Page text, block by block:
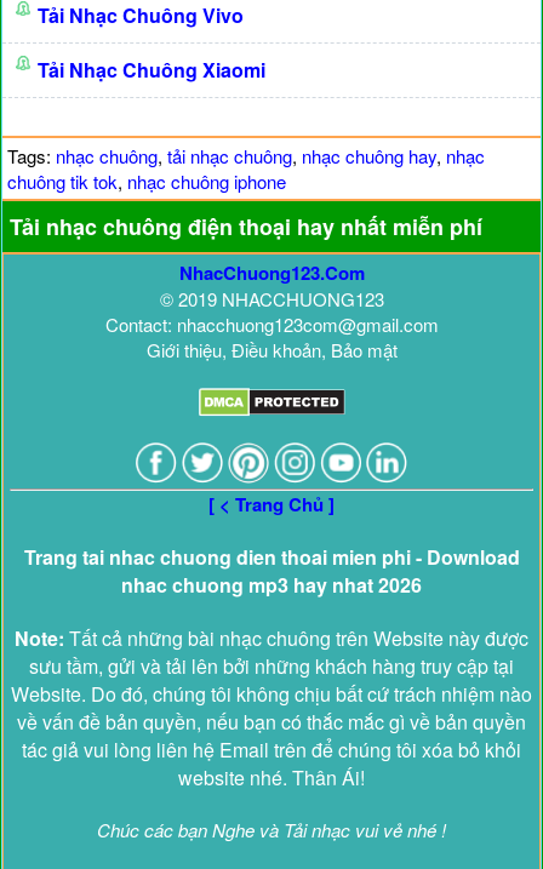
Tải Nhạc Chuông Vivo
Tải Nhạc Chuông Xiaomi
Tags: nhạc chuông, tải nhạc chuông, nhạc chuông hay, nhạc
chuông tik tok, nhạc chuông iphone
Tải nhạc chuông điện thoại hay nhất miễn phí
NhacChuong123.Com
© 2019 NHACCHUONG123
Contact: nhacchuong123com@gmail.com
Giới thiệu, Điều khoản, Bảo mật
[ < Trang Chủ ]
Trang tai nhac chuong dien thoai mien phi - Download
nhac chuong mp3 hay nhat 2026
Note: Tất cả những bài nhạc chuông trên Website này được
sưu tầm, gửi và tải lên bởi những khách hàng truy cập tại
Website. Do đó, chúng tôi không chịu bất cứ trách nhiệm nào
về vấn đề bản quyền, nếu bạn có thắc mắc gì về bản quyền
tác giả vui lòng liên hệ Email trên để chúng tôi xóa bỏ khỏi
website nhé. Thân Ái!
Chúc các bạn Nghe và Tải nhạc vui vẻ nhé !